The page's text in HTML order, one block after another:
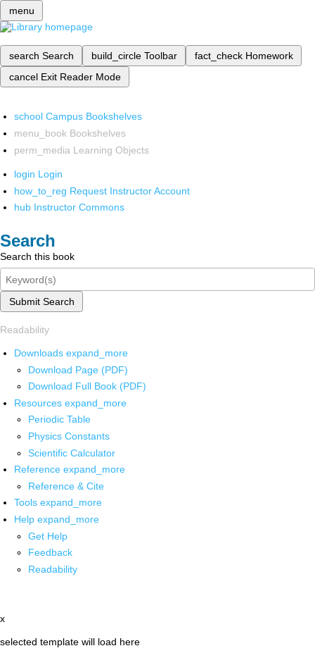
menu
search Search build_circle Toolbar fact_check Homework
cancel Exit Reader Mode
school Campus Bookshelves
menu_book Bookshelves
perm_media Learning Objects
login Login
how_to_reg Request Instructor Account
hub Instructor Commons
Search
Search this book
Submit Search
Readability
Downloads expand_more
Download Page (PDF)
Download Full Book (PDF)
Resources expand_more
Periodic Table
Physics Constants
Scientific Calculator
Reference expand_more
Reference & Cite
Tools expand_more
Help expand_more
Get Help
Feedback
Readability
x
selected template will load here